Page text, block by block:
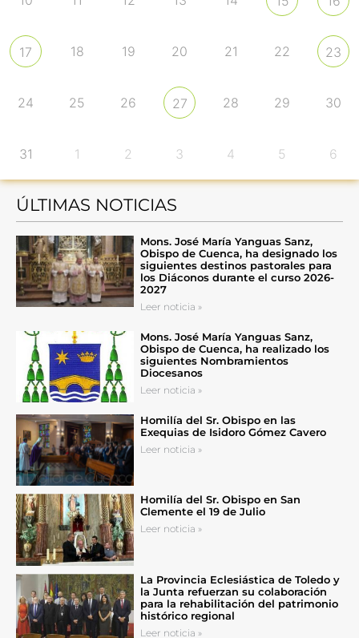
17 18 19 20 21 22 23
24 25 26 27 28 29 30
31 1 2 3 4 5 6
ÚLTIMAS NOTICIAS
Mons. José María Yanguas Sanz,
Obispo de Cuenca, ha designado los
siguientes destinos pastorales para
los Diáconos durante el curso 2026-
2027
Leer noticia »
Mons. José María Yanguas Sanz,
Obispo de Cuenca, ha realizado los
siguientes Nombramientos
Diocesanos
Leer noticia »
Homilía del Sr. Obispo en las
Exequias de Isidoro Gómez Cavero
Leer noticia »
Homilía del Sr. Obispo en San
Clemente el 19 de Julio
Leer noticia »
La Provincia Eclesiástica de Toledo y
la Junta refuerzan su colaboración
para la rehabilitación del patrimonio
histórico regional
Leer noticia »